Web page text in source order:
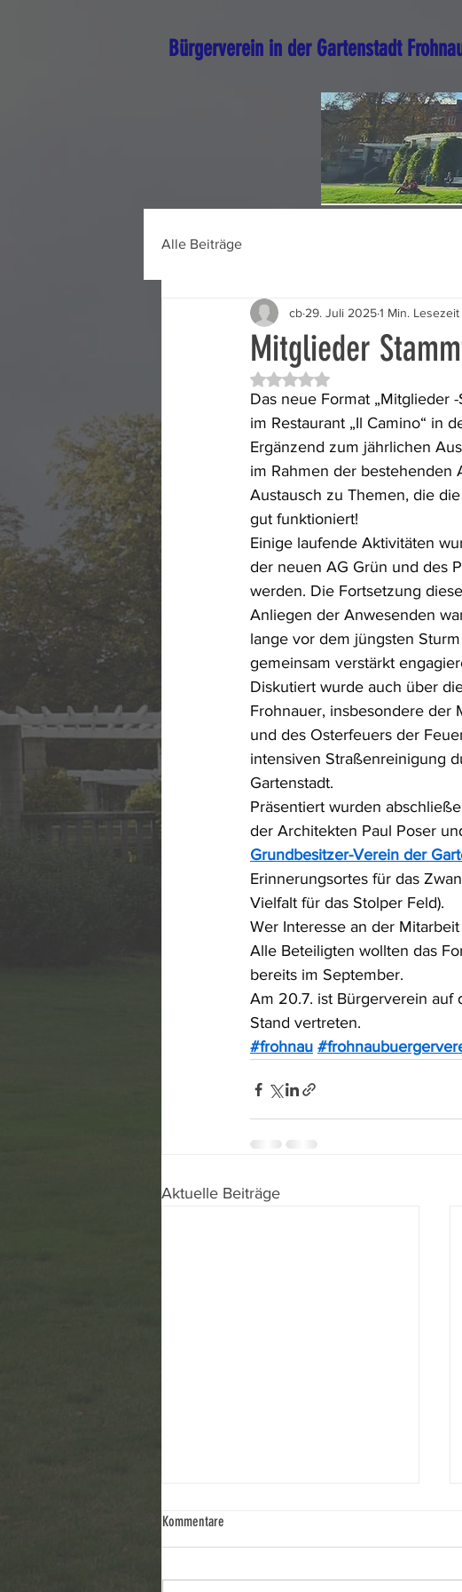
Bürgerverein in der Gartenstadt
Alle Beiträge
Mitglieder
cb 29. Juli 20251 Min. Lesezeit
Mit NaN von 5 Sternen bewertet.
Das neue Format „Mitglieder
im Restaurant „Il Camino“ in
Ergänzend zum jährlichen
im Rahmen der bestehenden
Austausch zu Themen, die
gut funktioniert!
Einige laufende Aktivitäten
der neuen AG Grün und des
werden. Die Fortsetzung
Anliegen der Anwesenden
lange vor dem jüngsten
gemeinsam verstärkt
Diskutiert wurde auch über
Frohnauer, insbesondere der
und des Osterfeuers der
intensiven Straßenreinigung
Gartenstadt.
Präsentiert wurden
der Architekten Paul Poser
Grundbesitzer-Verein der
Erinnerungsortes für das
Vielfalt für das Stolper Feld).
Wer Interesse an der
Alle Beteiligten wollten das
bereits im September.
Am 20.7. ist Bürgerverein auf
Stand vertreten.
#frohnau
Aktuelle Beiträge
Zukunft des Waldhotels
Ergänzung 29.7.2026 Fragen- und
Kommentare